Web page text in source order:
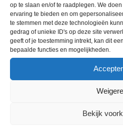
op te slaan en/of te raadplegen. We
ervaring te bieden en om
te stemmen met deze technologieën
gedrag of unieke ID's op deze site
geeft of je toestemming intrekt, kan dit
bepaalde functies en mogelijkheden.
Bekijk
UW MAANDBEDRAG
P.O.A.